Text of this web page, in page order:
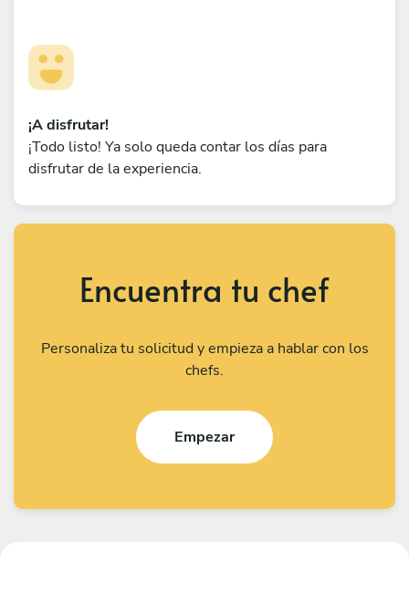
¡A disfrutar!
¡Todo listo! Ya solo queda contar los días para
disfrutar de la experiencia.
Encuentra tu chef
Personaliza tu solicitud y empieza a hablar con los
chefs.
Empezar